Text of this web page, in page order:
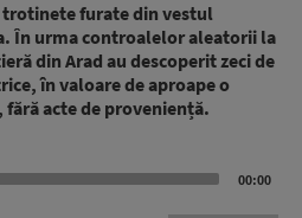
furate din vestul
În urma controalelor aleatorii la
din Arad au descoperit zeci de
în valoare de aproape o
acte de proveniență.
00:00